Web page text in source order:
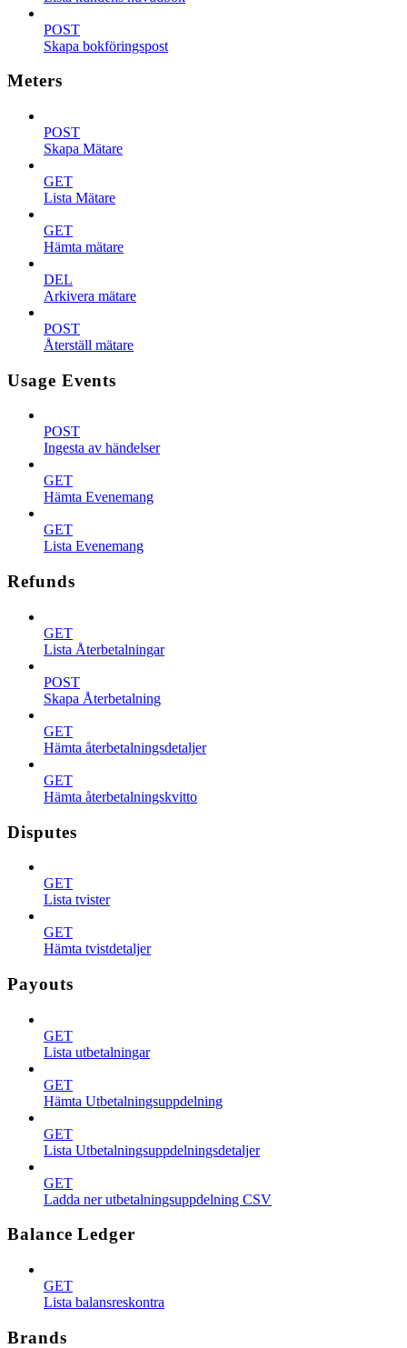
POST
Skapa bokföringspost
Meters
POST
Skapa Mätare
GET
Lista Mätare
GET
Hämta mätare
DEL
Arkivera mätare
POST
Återställ mätare
Usage Events
POST
Ingesta av händelser
GET
Hämta Evenemang
GET
Lista Evenemang
Refunds
GET
Lista Återbetalningar
POST
Skapa Återbetalning
GET
Hämta återbetalningsdetaljer
GET
Hämta återbetalningskvitto
Disputes
GET
Lista tvister
GET
Hämta tvistdetaljer
Payouts
GET
Lista utbetalningar
GET
Hämta Utbetalningsuppdelning
GET
Lista Utbetalningsuppdelningsdetaljer
GET
Ladda ner utbetalningsuppdelning CSV
Balance Ledger
GET
Lista balansreskontra
Brands